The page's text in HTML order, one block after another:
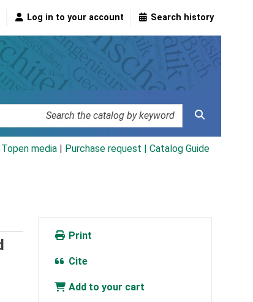
Log in to your account Search history
media Purchase request | Catalog Guide
Print
Cite
Add to your cart